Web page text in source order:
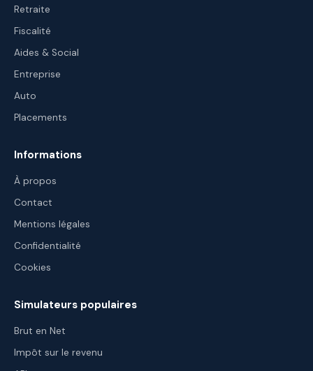
Retraite
Fiscalité
Aides & Social
Entreprise
Auto
Placements
Informations
À propos
Contact
Mentions légales
Confidentialité
Cookies
Simulateurs populaires
Brut en Net
Impôt sur le revenu